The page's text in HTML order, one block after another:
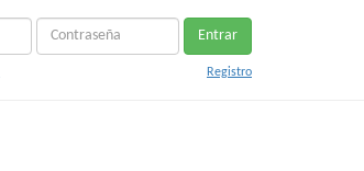
Entrar
Registro